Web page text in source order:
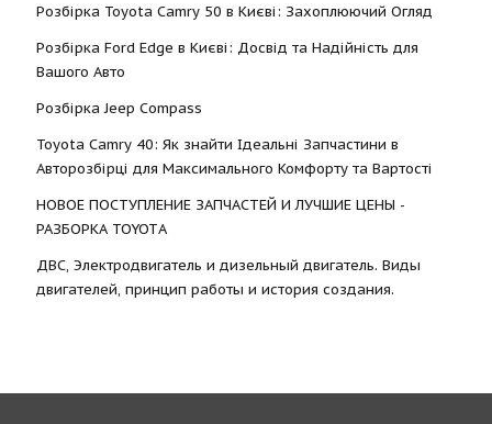
Розбірка Toyota Camry 50 в Києві: Захоплюючий Огляд
Розбірка Ford Edge в Києві: Досвід та Надійність для
Вашого Авто
Розбірка Jeep Compass
Toyota Camry 40: Як знайти Ідеальні Запчастини в
Авторозбірці для Максимального Комфорту та Вартості
НОВОЕ ПОСТУПЛЕНИЕ ЗАПЧАСТЕЙ И ЛУЧШИЕ ЦЕНЫ -
РАЗБОРКА TOYOTА
ДВС, Электродвигатель и дизельный двигатель. Виды
двигателей, принцип работы и история создания.